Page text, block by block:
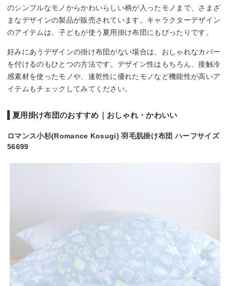
のシンプルなモノからかわいらしい柄が入ったモノまで、さまざ
まなデザインの製品が販売されています。キャラクターデザイン
のアイテムは、子どもが使う夏用掛け布団にもぴったりです。
好みにあうデザインの掛け布団がない場合は、おしゃれなカバー
を付けるのもひとつの方法です。デザイン性はもちろん、接触冷
感素材を使ったモノや、速乾性に優れたモノなど機能性が高いア
イテムもチェックしてみてください。
夏用掛け布団のおすすめ｜おしゃれ・かわいい
ロマンス小杉(Romance Kosugi) 羽毛肌掛け布団 ハーフサイズ
56699